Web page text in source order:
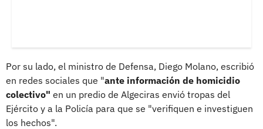
Por su lado, el ministro de Defensa, Diego Molano, escribió
en redes sociales que "ante información de homicidio
colectivo" en un predio de Algeciras envió tropas del
Ejército y a la Policía para que se "verifiquen e investiguen
los hechos".